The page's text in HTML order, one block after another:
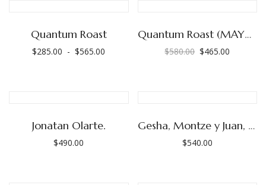
Quantum Roast
$285.00 - $565.00
$285.00
Quantum Roast (MAYOREO)
$580.00
$580.00.
$465.00
$465.00.
Jonatan Olarte.
$490.00
Gesha, Montze y Juan, Finca Púrpura (Las Adelitas)
$540.00